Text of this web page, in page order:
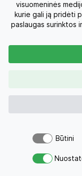
2027 04 02
13 dienų
liko 16 vietų
Viešbučiai
Kainos
2026 m.
21
Savo
visuomeninės
kurie gali ją pridėti
paslaugas surinktos
Būtini